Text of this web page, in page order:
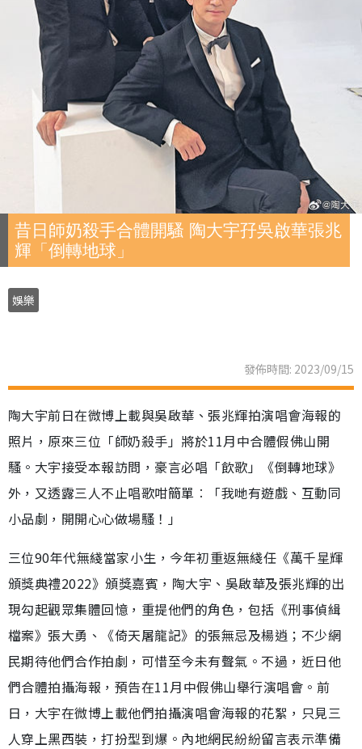
昔日師奶殺手合體開騷 陶大宇孖吳啟華張兆
輝「倒轉地球」
娛樂
發佈時間: 2023/09/15
陶大宇前日在微博上載與吳啟華、張兆輝拍演唱會海報的
照片，原來三位「師奶殺手」將於11月中合體假佛山開
騷。大宇接受本報訪問，豪言必唱「飲歌」《倒轉地球》
外，又透露三人不止唱歌咁簡單︰「我哋有遊戲、互動同
小品劇，開開心心做場騷！」
三位90年代無綫當家小生，今年初重返無綫任《萬千星輝
頒獎典禮2022》頒獎嘉賓，陶大宇、吳啟華及張兆輝的出
現勾起觀眾集體回憶，重提他們的角色，包括《刑事偵緝
檔案》張大勇、《倚天屠龍記》的張無忌及楊逍；不少網
民期待他們合作拍劇，可惜至今未有聲氣。不過，近日他
們合體拍攝海報，預告在11月中假佛山舉行演唱會。前
日，大宇在微博上載他們拍攝演唱會海報的花絮，只見三
人穿上黑西裝，打扮型到爆。內地網民紛紛留言表示準備